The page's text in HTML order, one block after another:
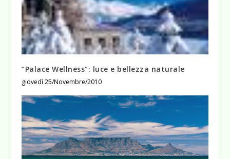
“Palace Wellness”: luce e bellezza naturale
giovedì 25/Novembre/2010